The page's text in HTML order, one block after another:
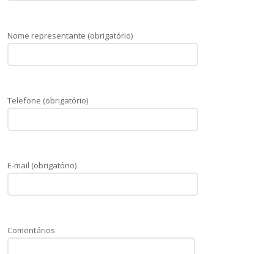
Nome representante (obrigatório)
Telefone (obrigatório)
E-mail (obrigatório)
Comentários